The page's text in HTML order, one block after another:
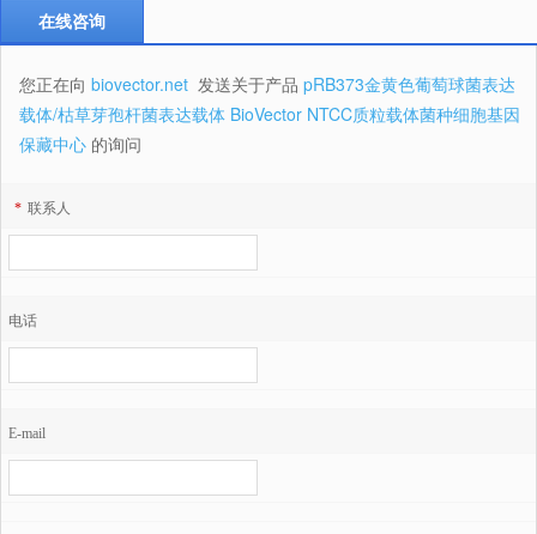
在线咨询
您正在向 biovector.net 发送关于产品 pRB373金黄色葡萄球菌表达
载体/枯草芽孢杆菌表达载体 BioVector NTCC质粒载体菌种细胞基因
保藏中心 的询问
* 联系人
电话
E-mail